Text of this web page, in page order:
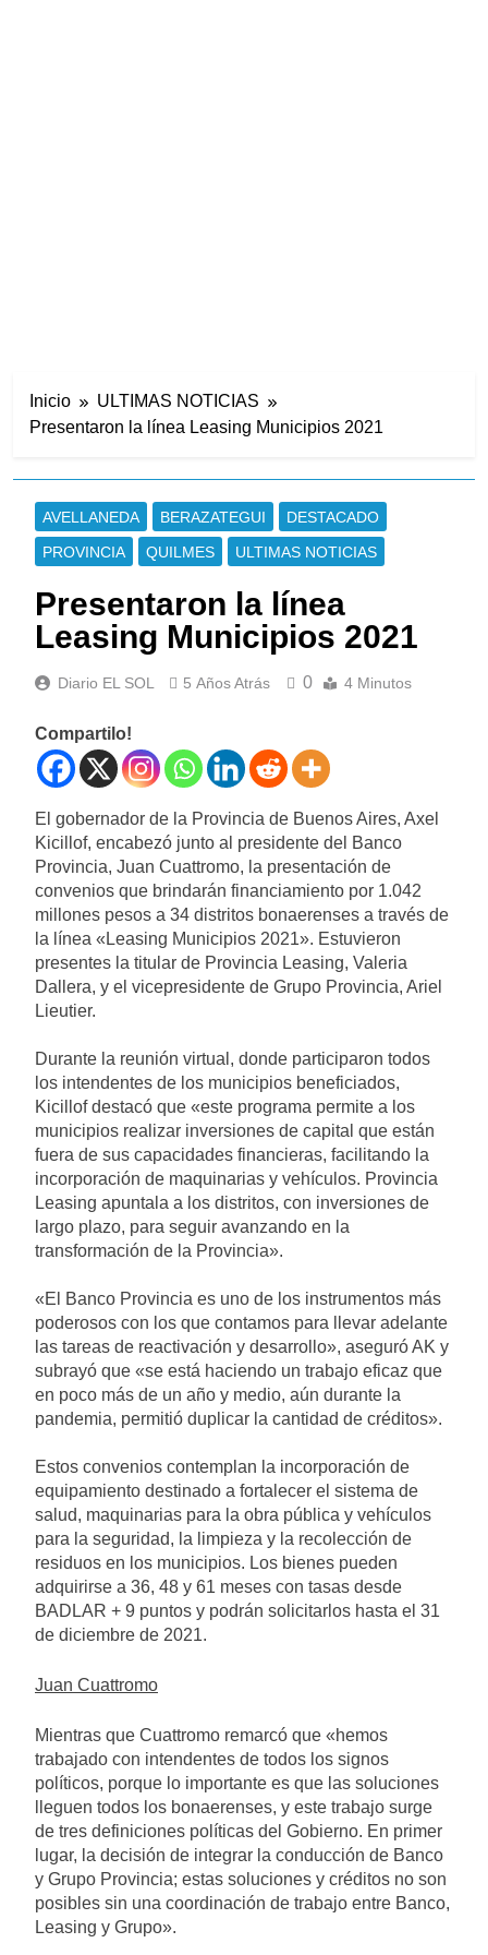
Inicio
ULTIMAS NOTICIAS
Presentaron la línea Leasing Municipios 2021
AVELLANEDA BERAZATEGUI
DESTACADO
PROVINCIA
QUILMES ULTIMAS NOTICIAS
Presentaron la línea
Leasing Municipios 2021
Diario EL SOL 5 Años Atrás 0 4 Minutos
Compartilo!
El gobernador de la Provincia de Buenos Aires, Axel
Kicillof, encabezó junto al presidente del Banco
Provincia, Juan Cuattromo, la presentación de
convenios que brindarán financiamiento por 1.042
millones pesos a 34 distritos bonaerenses a través de
la línea «Leasing Municipios 2021». Estuvieron
presentes la titular de Provincia Leasing, Valeria
Dallera, y el vicepresidente de Grupo Provincia, Ariel
Lieutier.
Durante la reunión virtual, donde participaron todos
los intendentes de los municipios beneficiados,
Kicillof destacó que «este programa permite a los
municipios realizar inversiones de capital que están
fuera de sus capacidades financieras, facilitando la
incorporación de maquinarias y vehículos. Provincia
Leasing apuntala a los distritos, con inversiones de
largo plazo, para seguir avanzando en la
transformación de la Provincia».
«El Banco Provincia es uno de los instrumentos más
poderosos con los que contamos para llevar adelante
las tareas de reactivación y desarrollo», aseguró AK y
subrayó que «se está haciendo un trabajo eficaz que
en poco más de un año y medio, aún durante la
pandemia, permitió duplicar la cantidad de créditos».
Estos convenios contemplan la incorporación de
equipamiento destinado a fortalecer el sistema de
salud, maquinarias para la obra pública y vehículos
para la seguridad, la limpieza y la recolección de
residuos en los municipios. Los bienes pueden
adquirirse a 36, 48 y 61 meses con tasas desde
BADLAR + 9 puntos y podrán solicitarlos hasta el 31
de diciembre de 2021.
Juan Cuattromo
Mientras que Cuattromo remarcó que «hemos
trabajado con intendentes de todos los signos
políticos, porque lo importante es que las soluciones
lleguen todos los bonaerenses, y este trabajo surge
de tres definiciones políticas del Gobierno. En primer
lugar, la decisión de integrar la conducción de Banco
y Grupo Provincia; estas soluciones y créditos no son
posibles sin una coordinación de trabajo entre Banco,
Leasing y Grupo».